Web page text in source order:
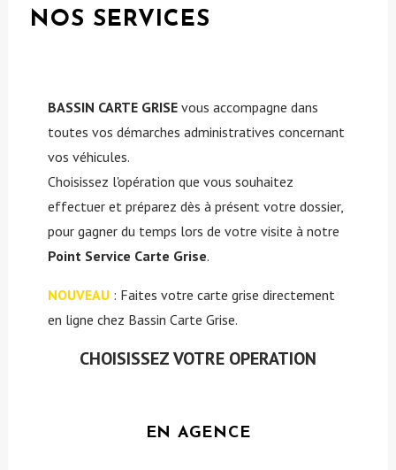
NOS SERVICES
BASSIN CARTE GRISE vous accompagne dans
toutes vos démarches administratives concernant
vos véhicules.
Choisissez l'opération que vous souhaitez
effectuer et préparez dès à présent votre dossier,
pour gagner du temps lors de votre visite à notre
Point Service Carte Grise.
NOUVEAU : Faites votre carte grise directement
en ligne chez Bassin Carte Grise.
CHOISISSEZ VOTRE OPERATION
EN AGENCE